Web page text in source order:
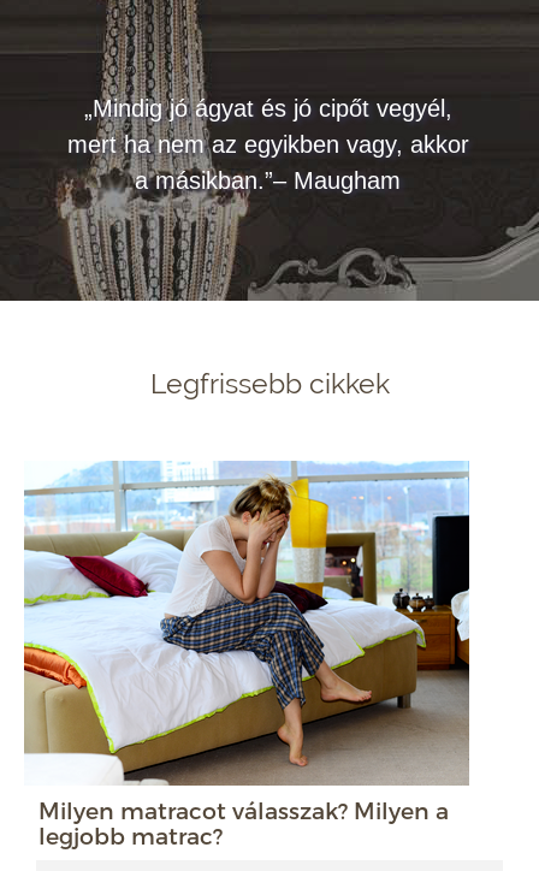
„Mindig jó ágyat és jó cipőt vegyél,
mert ha nem az egyikben vagy, akkor
a másikban.”– Maugham
Legfrissebb cikkek
Milyen matracot válasszak? Milyen a
legjobb matrac?